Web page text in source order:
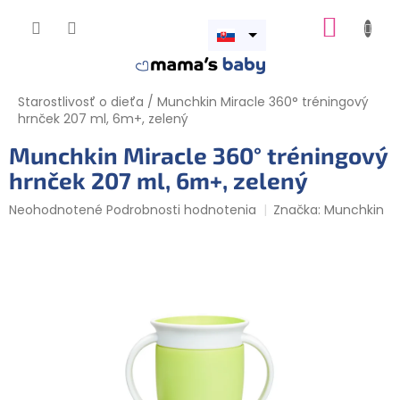
Otvoriť
Starostlivosť o dieťa / Munchkin Miracle 360° tréningový
hrnček 207 ml, 6m+, zelený
Munchkin Miracle 360° tréningový
hrnček 207 ml, 6m+, zelený
Priemerné
Neohodnotené Podrobnosti hodnotenia Značka:Munchkin